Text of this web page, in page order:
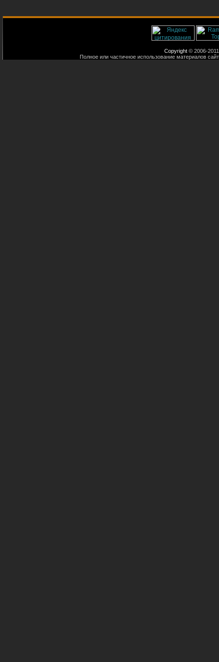
Copyright © 2006-
Полное или частичное использование материалов